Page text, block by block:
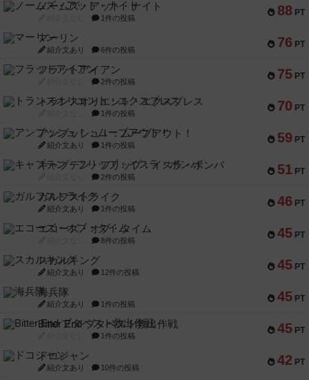
88 PT
ノームズ・アット・ナイト
1件の投稿
76 PT
マーリン
紹介文あり 6件の投稿
75 PT
フラットアイアン
2件の投稿
70 PT
トランスオリエント・エクスプレス
1件の投稿
59 PT
アンブッシュ！：ムーブアウト！
紹介文あり 1件の投稿
51 PT
キャプテン・フリップ：イスラ・ボンバ
2件の投稿
46 PT
ガルフストライク
紹介文あり 1件の投稿
45 PT
エコーズ・オブ・タイム
8件の投稿
45 PT
スカルキング
紹介文あり 12件の投稿
45 PT
海兵隊
紹介文あり 1件の投稿
45 PT
Bitter End ブタペスト救出作戦
1件の投稿
42 PT
ドコジャン
紹介文あり 10件の投稿